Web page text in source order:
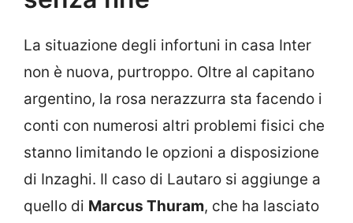
La situazione degli infortuni in casa Inter
non è nuova, purtroppo. Oltre al capitano
argentino, la rosa nerazzurra sta facendo i
conti con numerosi altri problemi fisici che
stanno limitando le opzioni a disposizione
di Inzaghi. Il caso di Lautaro si aggiunge a
quello di Marcus Thuram, che ha lasciato